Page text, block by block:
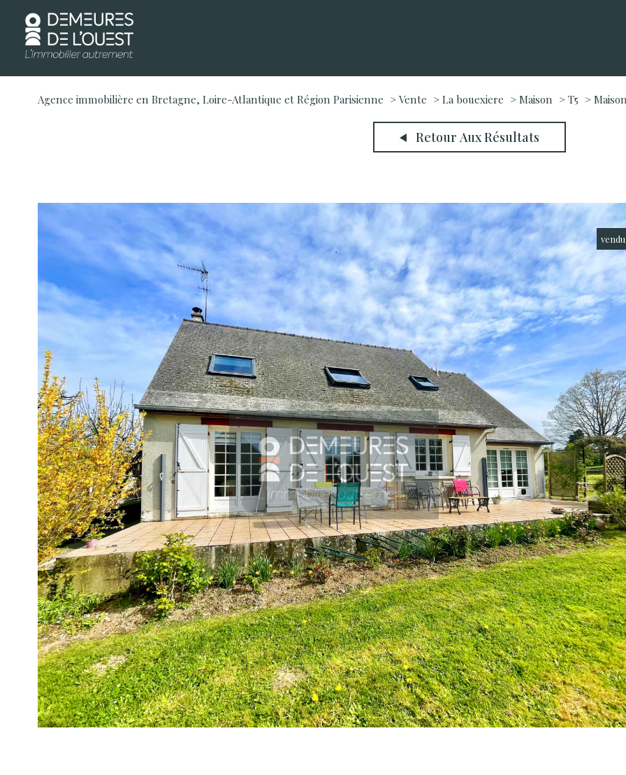
Agence immobilière en Bretagne, Loire-Atlantique et Région Parisienne Vente La bouexiere Maison T5
Retour Aux Résultats
vendu